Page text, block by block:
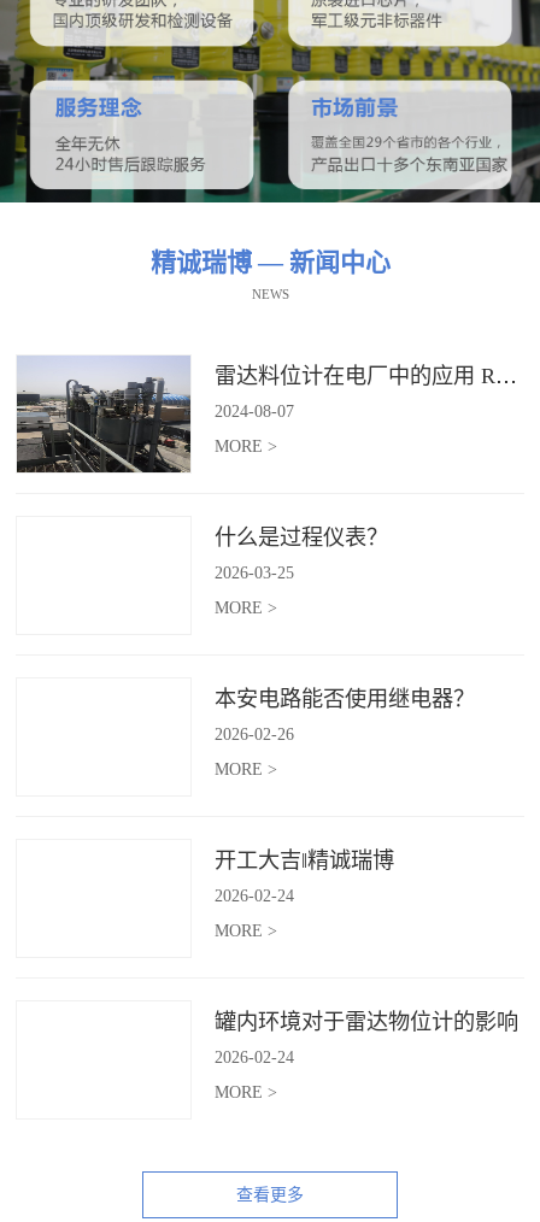
精诚瑞博 — 新闻中心
NEWS
雷达料位计在电厂中的应用 RBRDZB-71-6-C
2024-08-07
MORE >
什么是过程仪表？
2026-03-25
MORE >
本安电路能否使用继电器？
2026-02-26
MORE >
开工大吉‖精诚瑞博
2026-02-24
MORE >
罐内环境对于雷达物位计的影响
2026-02-24
MORE >
查看更多